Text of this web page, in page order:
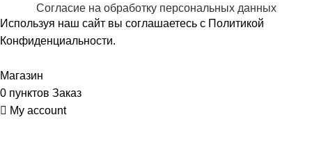
Согласие на обработку персональных данных
Используя наш сайт вы соглашаетесь с Политикой
Конфиденциальности.
Магазин
0 пунктов Заказ
My account